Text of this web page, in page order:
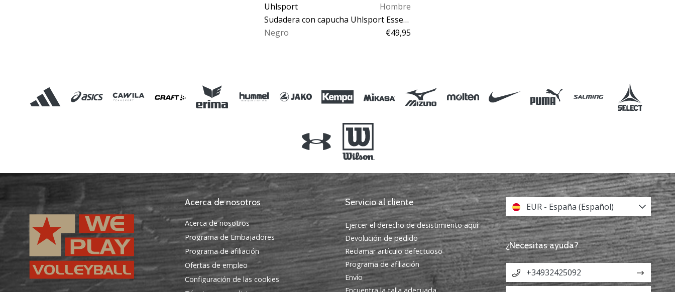
Uhlsport
Hombre
Sudadera con capucha Uhlsport Essential Hoody
Negro
€49,95
Acerca de nosotros
Acerca de nosotros
Programa de Embajadores
Programa de afiliación
Ofertas de empleo
Configuración de las cookies
Servicio al cliente
Ejercer el derecho de desistimiento aquí
Devolución de pedido
Reclamar artículo defectuoso
Programa de afiliación
Envío
Encuentra la talla adecuada
EUR - España (Español)
¿Necesitas ayuda?
+34932425092